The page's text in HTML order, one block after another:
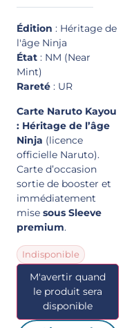
Édition : Héritage de
l'âge Ninja
État: NM (Near
Mint)
Rareté: UR
Carte Naruto Kayou
: Héritage de l’âge
Ninja (licence
officielle Naruto).
Carte d’occasion
sortie de booster et
immédiatement
mise sous Sleeve
premium.
Indisponible
M'avertir quand
le produit sera
disponible